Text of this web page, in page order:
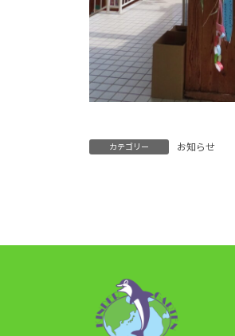
カテゴリー お知らせ